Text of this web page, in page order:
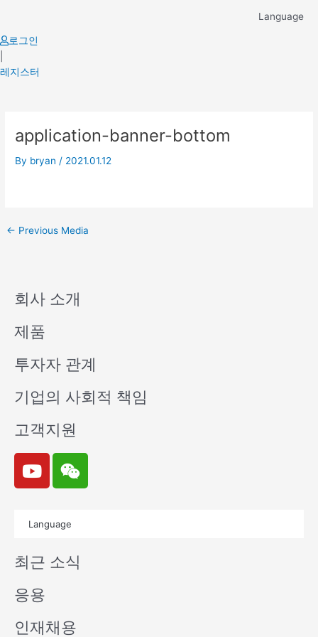
content
Language
로그인
레지스터
application-banner-bottom
By bryan / 2021.01.12
navigation
← Previous Media
회사 소개
제품
투자자 관계
기업의 사회적 책임
고객지원
Y
o
u
e
W
e
i
n
Language
최근 소식
응용
인재채용